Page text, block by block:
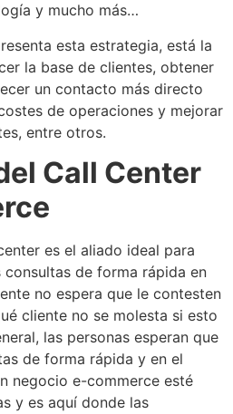
y mucho más…
esta estrategia, está la
la base de clientes, obtener
un contacto más directo
de operaciones y mejorar
entre otros.
Call Center
es el aliado ideal para
de forma rápida en
no espera que le contesten
cliente no se molesta si esto
las personas esperan que
de forma rápida y en el
negocio e-commerce esté
y es aquí donde las